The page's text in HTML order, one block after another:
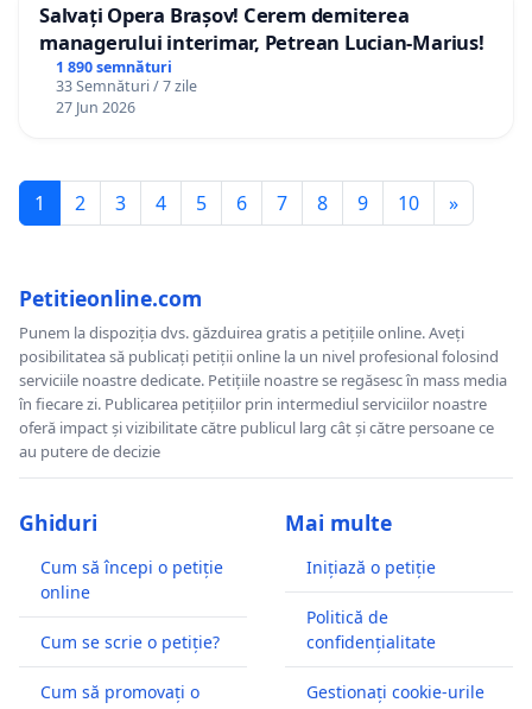
Salvați Opera Brașov! Cerem demiterea
managerului interimar, Petrean Lucian-Marius!
1 890 semnături
33 Semnături / 7 zile
27 Jun 2026
1 2 3 4 5 6 7 8 9 10 »
Petitieonline.com
Punem la dispoziția dvs. găzduirea gratis a petițiile online. Aveți
posibilitatea să publicați petiții online la un nivel profesional folosind
serviciile noastre dedicate. Petițiile noastre se regăsesc în mass media
în fiecare zi. Publicarea petițiilor prin intermediul serviciilor noastre
oferă impact și vizibilitate către publicul larg cât și către persoane ce
au putere de decizie
Ghiduri
Cum să începi o petiție
online
Cum se scrie o petiție?
Cum să promovați o
Mai multe
Inițiază o petiție
Politică de
confidențialitate
Gestionați cookie-urile